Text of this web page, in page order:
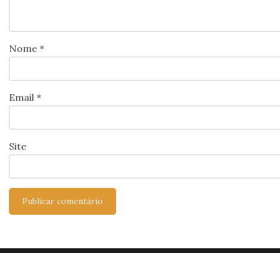
Nome *
Email *
Site